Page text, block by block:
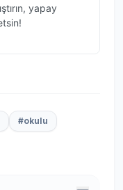
#okulu